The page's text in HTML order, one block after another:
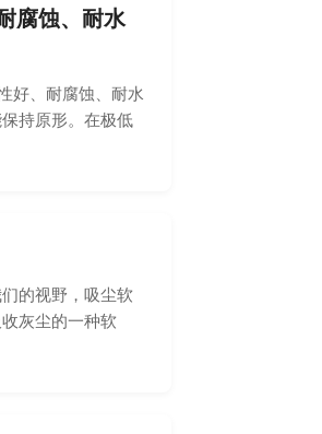
腐蚀、耐水
好、耐腐蚀、耐水
持原形。在极低
的视野，吸尘软
灰尘的一种软